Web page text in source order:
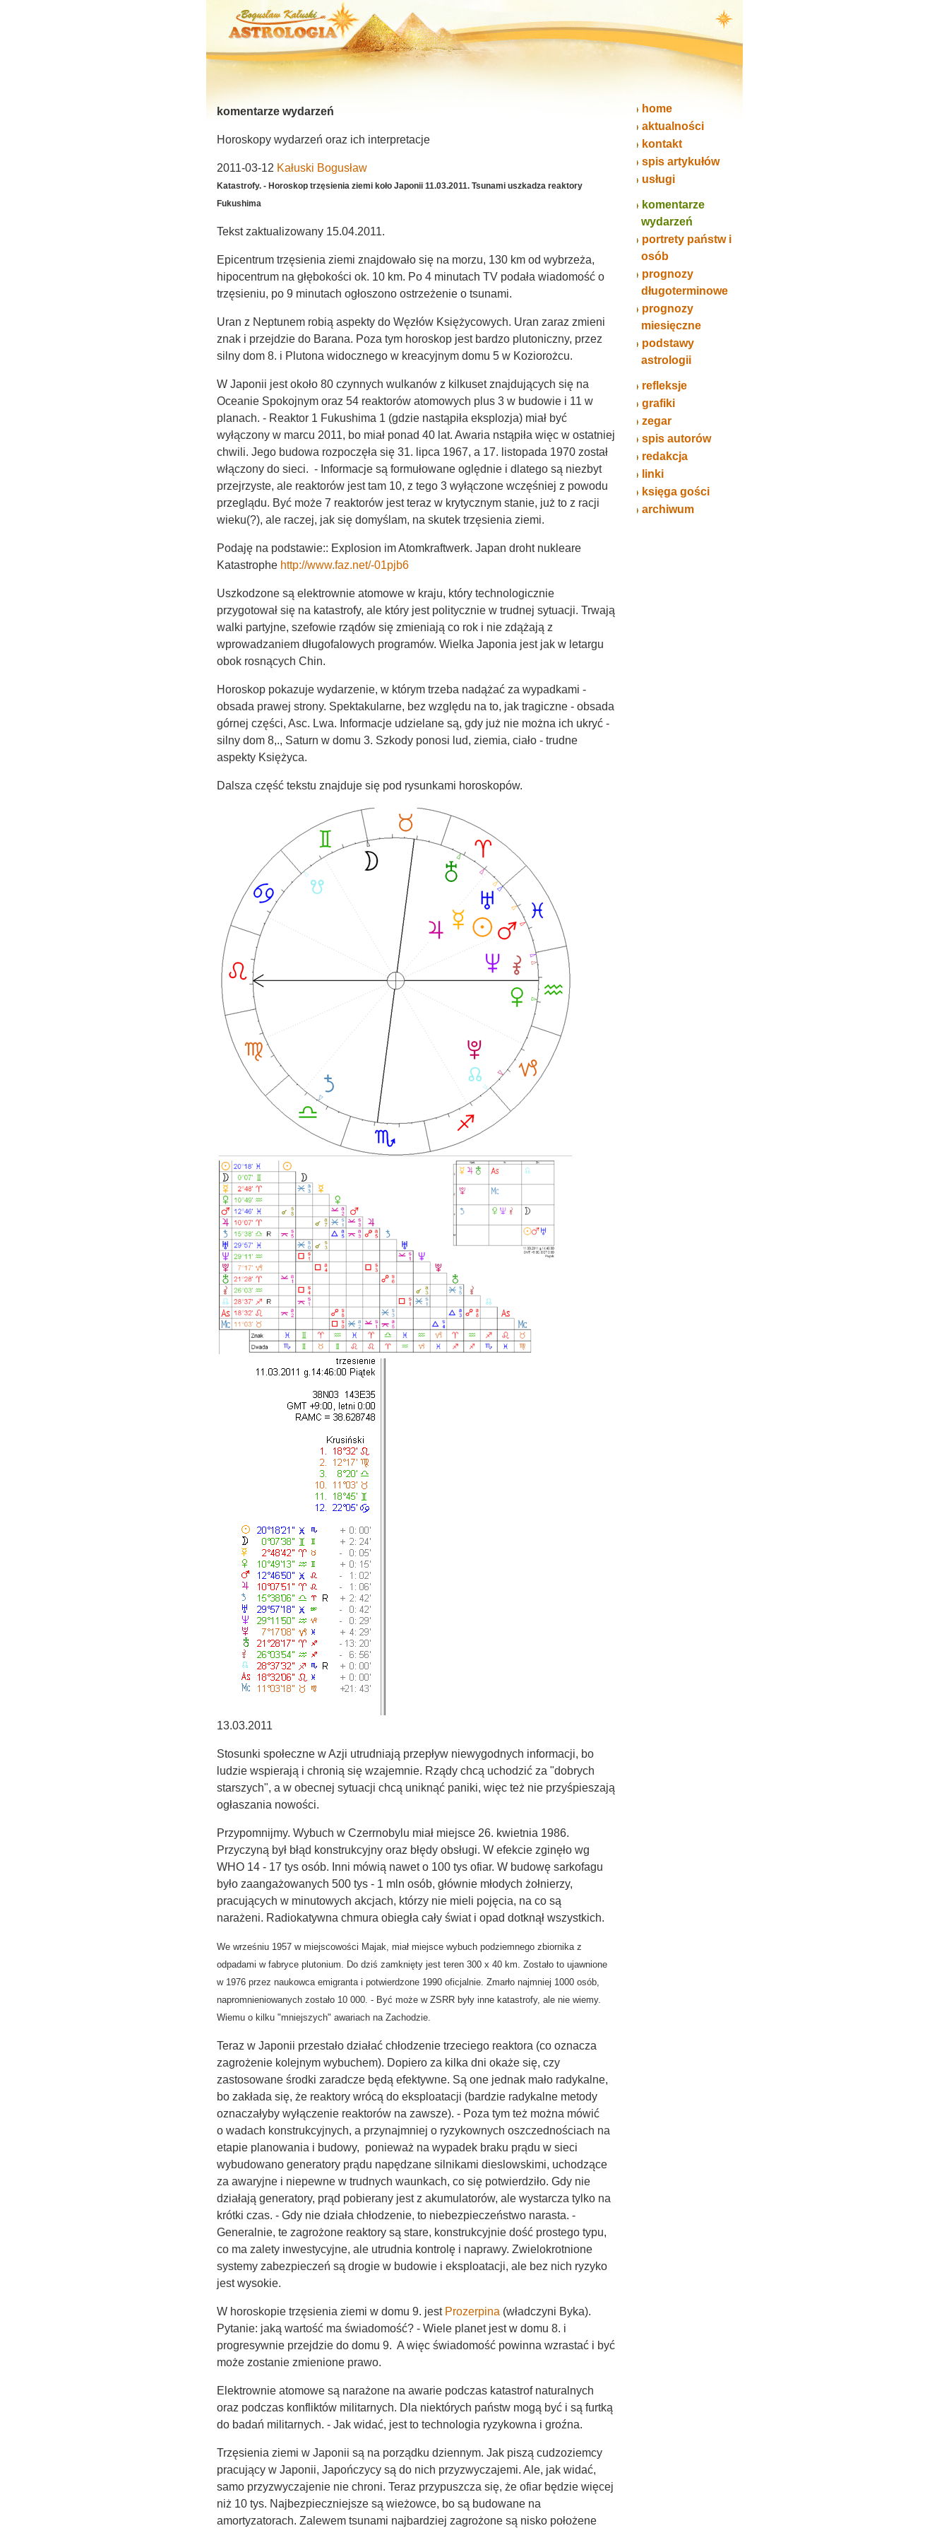
home
aktualności
kontakt
spis artykułów
usługi
komentarze
wydarzeń
portrety państw i
osób
prognozy
długoterminowe
prognozy
miesięczne
podstawy
astrologii
refleksje
grafiki
zegar
spis autorów
redakcja
linki
księga gości
archiwum
komentarze wydarzeń
Horoskopy wydarzeń oraz ich interpretacje
2011-03-12 Kałuski Bogusław
Katastrofy. - Horoskop trzęsienia ziemi koło Japonii 11.03.2011. Tsunami uszkadza reaktory
Fukushima
Tekst zaktualizowany 15.04.2011.
Epicentrum trzęsienia ziemi znajdowało się na morzu, 130 km od wybrzeża,
hipocentrum na głębokości ok. 10 km. Po 4 minutach TV podała wiadomość o
trzęsieniu, po 9 minutach ogłoszono ostrzeżenie o tsunami.
Uran z Neptunem robią aspekty do Węzłów Księżycowych. Uran zaraz zmieni
znak i przejdzie do Barana. Poza tym horoskop jest bardzo plutoniczny, przez
silny dom 8. i Plutona widocznego w kreacyjnym domu 5 w Koziorożcu.
W Japonii jest około 80 czynnych wulkanów z kilkuset znajdujących się na
Oceanie Spokojnym oraz 54 reaktorów atomowych plus 3 w budowie i 11 w
planach. - Reaktor 1 Fukushima 1 (gdzie nastąpiła eksplozja) miał być
wyłączony w marcu 2011, bo miał ponad 40 lat. Awaria nstąpiła więc w ostatniej
chwili. Jego budowa rozpoczęła się 31. lipca 1967, a 17. listopada 1970 został
włączony do sieci. - Informacje są formułowane oględnie i dlatego są niezbyt
przejrzyste, ale reaktorów jest tam 10, z tego 3 wyłączone wczęśniej z powodu
przeglądu. Być może 7 reaktorów jest teraz w krytycznym stanie, już to z racji
wieku(?), ale raczej, jak się domyślam, na skutek trzęsienia ziemi.
Podaję na podstawie:: Explosion im Atomkraftwerk. Japan droht nukleare
Katastrophe http://www.faz.net/-01pjb6
Uszkodzone są elektrownie atomowe w kraju, który technologicznie
przygotował się na katastrofy, ale który jest politycznie w trudnej sytuacji. Trwają
walki partyjne, szefowie rządów się zmieniają co rok i nie zdążają z
wprowadzaniem długofalowych programów. Wielka Japonia jest jak w letargu
obok rosnących Chin.
Horoskop pokazuje wydarzenie, w którym trzeba nadążać za wypadkami -
obsada prawej strony. Spektakularne, bez względu na to, jak tragiczne - obsada
górnej części, Asc. Lwa. Informacje udzielane są, gdy już nie można ich ukryć -
silny dom 8,., Saturn w domu 3. Szkody ponosi lud, ziemia, ciało - trudne
aspekty Księżyca.
Dalsza część tekstu znajduje się pod rysunkami horoskopów.
13.03.2011
Stosunki społeczne w Azji utrudniają przepływ niewygodnych informacji, bo
ludzie wspierają i chronią się wzajemnie. Rządy chcą uchodzić za "dobrych
starszych", a w obecnej sytuacji chcą uniknąć paniki, więc też nie przyśpieszają
ogłaszania nowości.
Przypomnijmy. Wybuch w Czerrnobylu miał miejsce 26. kwietnia 1986.
Przyczyną był błąd konstrukcyjny oraz błędy obsługi. W efekcie zginęło wg
WHO 14 - 17 tys osób. Inni mówią nawet o 100 tys ofiar. W budowę sarkofagu
było zaangażowanych 500 tys - 1 mln osób, głównie młodych żołnierzy,
pracujących w minutowych akcjach, którzy nie mieli pojęcia, na co są
narażeni. Radiokatywna chmura obiegła cały świat i opad dotknął wszystkich.
We wrześniu 1957 w miejscowości Majak, miał miejsce wybuch podziemnego zbiornika z
odpadami w fabryce plutonium. Do dziś zamknięty jest teren 300 x 40 km. Zostało to ujawnione
w 1976 przez naukowca emigranta i potwierdzone 1990 oficjalnie. Zmarło najmniej 1000 osób,
napromnieniowanych zostało 10 000. - Być może w ZSRR były inne katastrofy, ale nie wiemy.
Wiemu o kilku "mniejszych" awariach na Zachodzie.
Teraz w Japonii przestało działać chłodzenie trzeciego reaktora (co oznacza
zagrożenie kolejnym wybuchem). Dopiero za kilka dni okaże się, czy
zastosowane środki zaradcze będą efektywne. Są one jednak mało radykalne,
bo zakłada się, że reaktory wrócą do eksploatacji (bardzie radykalne metody
oznaczałyby wyłączenie reaktorów na zawsze). - Poza tym też można mówić
o wadach konstrukcyjnych, a przynajmniej o ryzykownych oszczednościach na
etapie planowania i budowy, ponieważ na wypadek braku prądu w sieci
wybudowano generatory prądu napędzane silnikami dieslowskimi, uchodzące
za awaryjne i niepewne w trudnych waunkach, co się potwierdziło. Gdy nie
działają generatory, prąd pobierany jest z akumulatorów, ale wystarcza tylko na
krótki czas. - Gdy nie działa chłodzenie, to niebezpieczeństwo narasta. -
Generalnie, te zagrożone reaktory są stare, konstrukcyjnie dość prostego typu,
co ma zalety inwestycyjne, ale utrudnia kontrolę i naprawy. Zwielokrotnione
systemy zabezpieczeń są drogie w budowie i eksploatacji, ale bez nich ryzyko
jest wysokie.
W horoskopie trzęsienia ziemi w domu 9. jest Prozerpina (władczyni Byka).
Pytanie: jaką wartość ma świadomość? - Wiele planet jest w domu 8. i
progresywnie przejdzie do domu 9. A więc świadomość powinna wzrastać i być
może zostanie zmienione prawo.
Elektrownie atomowe są narażone na awarie podczas katastrof naturalnych
oraz podczas konfliktów militarnych. Dla niektórych państw mogą być i są furtką
do badań militarnych. - Jak widać, jest to technologia ryzykowna i groźna.
Trzęsienia ziemi w Japonii są na porządku dziennym. Jak piszą cudzoziemcy
pracujący w Japonii, Japończycy są do nich przyzwyczajemi. Ale, jak widać,
samo przyzwyczajenie nie chroni. Teraz przypuszcza się, że ofiar będzie więcej
niż 10 tys. Najbezpieczniejsze są wieżowce, bo są budowane na
amortyzatorach. Zalewem tsunami najbardziej zagrożone są nisko położene